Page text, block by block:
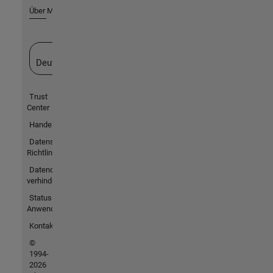
Über MathWorks
Deutschland
Trust
Center
Handelsmarken
Datenschutz-
Richtlinien
Datendiebstahl
verhindern
Status von
Anwendungen
Kontakt
©
1994-
2026